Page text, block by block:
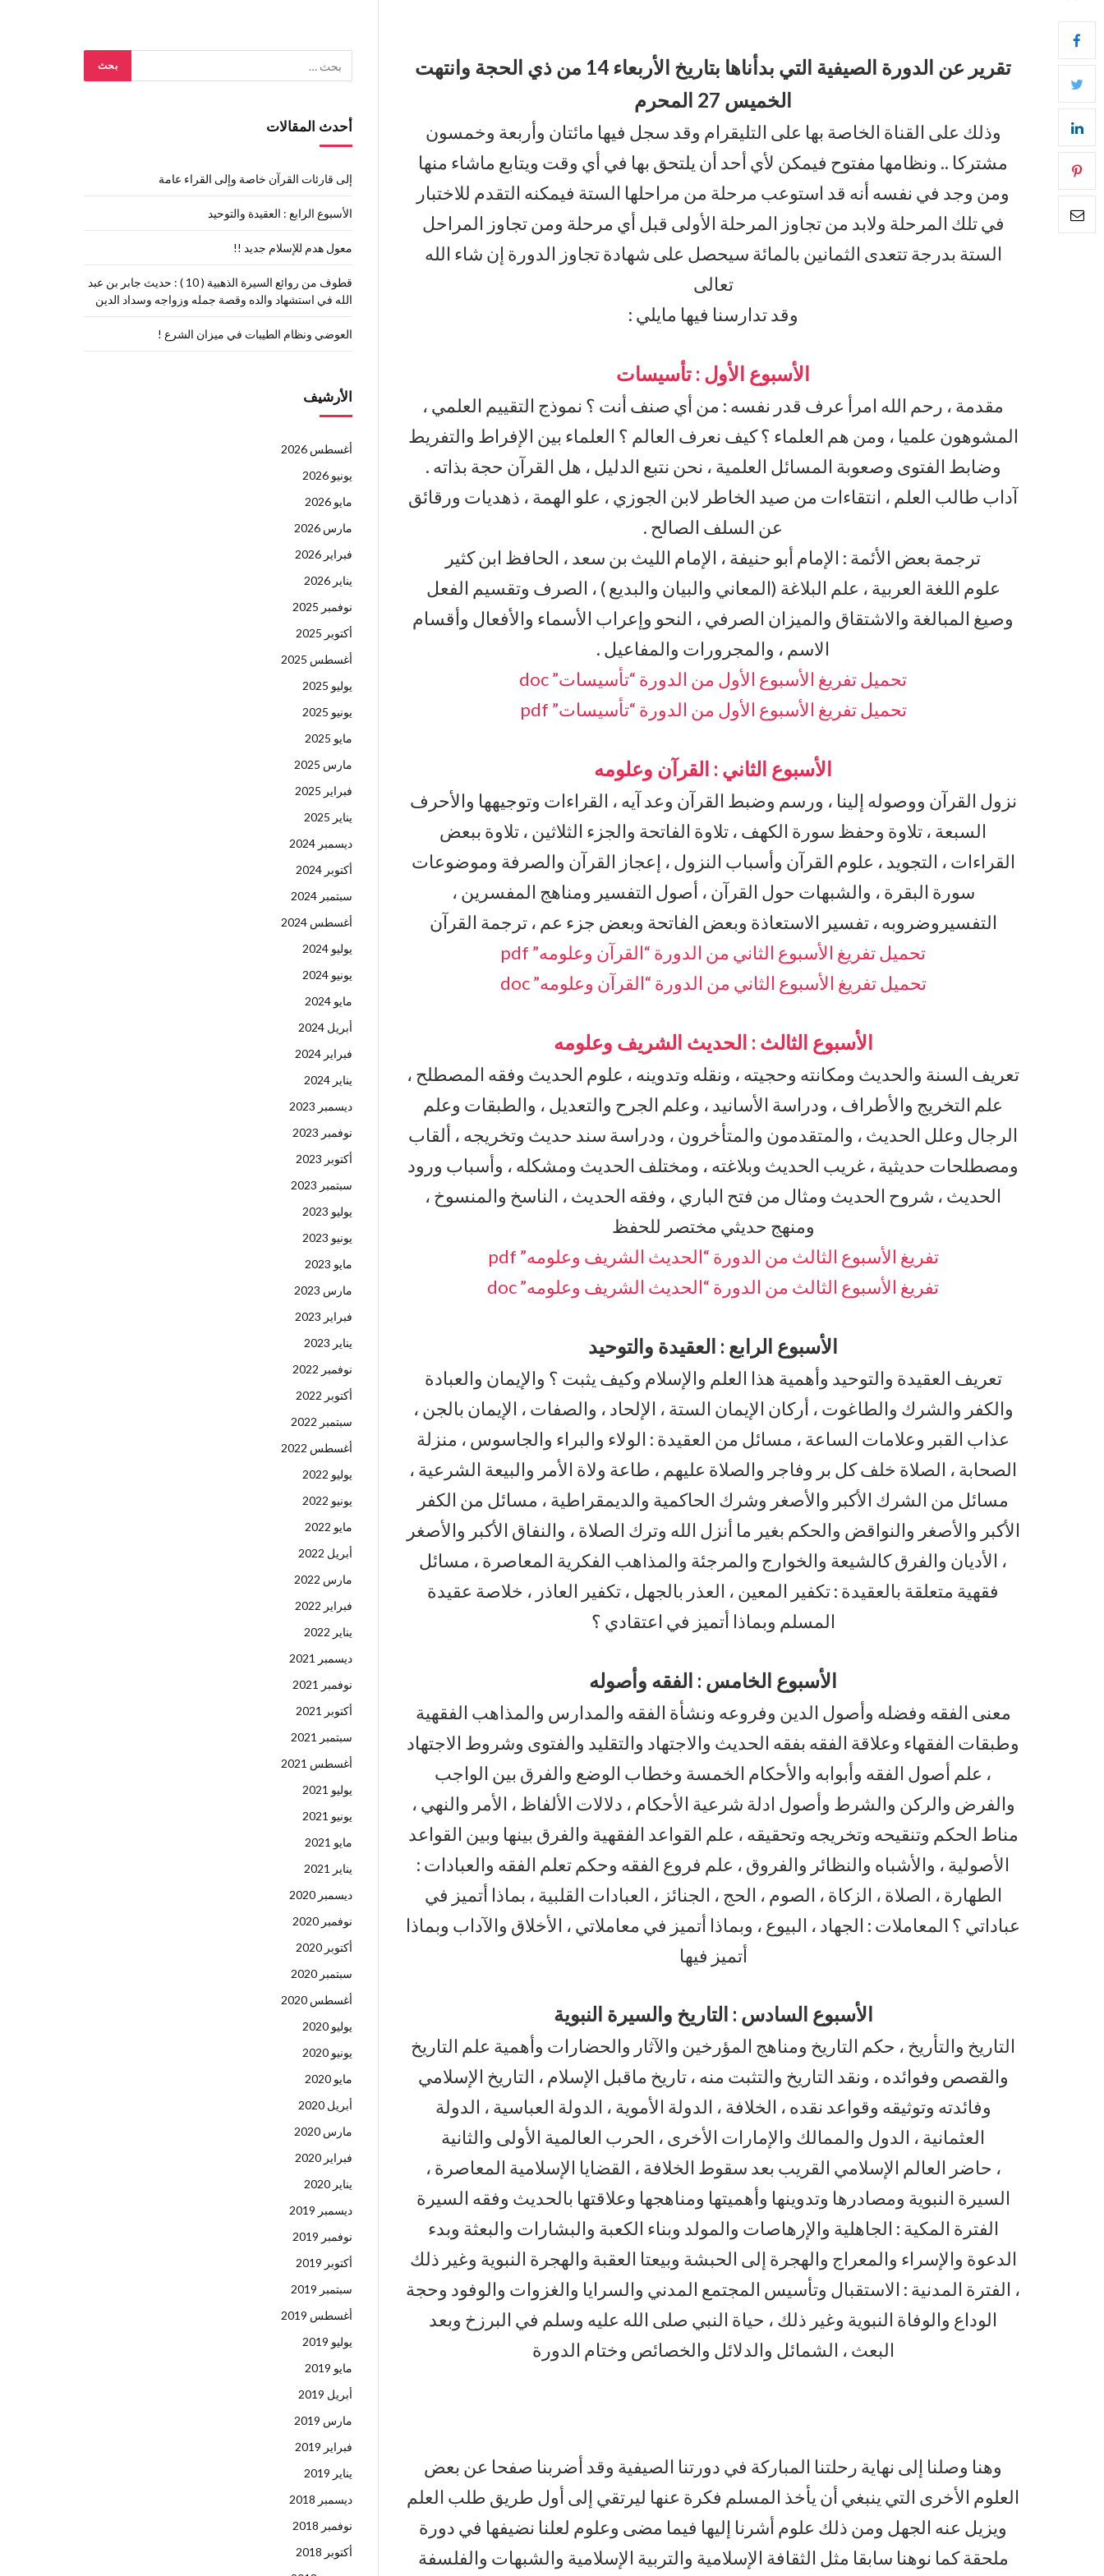
تقرير عن الدورة الصيفية التي بدأناها بتاريخ الأربعاء 14 من ذي الحجة وانتهت
الخميس 27 المحرم
وذلك على القناة الخاصة بها على التليقرام وقد سجل فيها مائتان وأربعة وخمسون
مشتركا .. ونظامها مفتوح فيمكن لأي أحد أن يلتحق بها في أي وقت ويتابع ماشاء منها
ومن وجد في نفسه أنه قد استوعب مرحلة من مراحلها الستة فيمكنه التقدم للاختبار
في تلك المرحلة ولابد من تجاوز المرحلة الأولى قبل أي مرحلة ومن تجاوز المراحل
الستة بدرجة تتعدى الثمانين بالمائة سيحصل على شهادة تجاوز الدورة إن شاء الله
تعالى
وقد تدارسنا فيها مايلي :
الأسبوع الأول : تأسيسات
مقدمة ، رحم الله امرأ عرف قدر نفسه : من أي صنف أنت ؟ نموذج التقييم العلمي ،
المشوهون علميا ، ومن هم العلماء ؟ كيف نعرف العالم ؟ العلماء بين الإفراط والتفريط
وضابط الفتوى وصعوبة المسائل العلمية ، نحن نتبع الدليل ، هل القرآن حجة بذاته .
آداب طالب العلم ، انتقاءات من صيد الخاطر لابن الجوزي ، علو الهمة ، ذهديات ورقائق
عن السلف الصالح .
ترجمة بعض الأئمة : الإمام أبو حنيفة ، الإمام الليث بن سعد ، الحافظ ابن كثير
علوم اللغة العربية ، علم البلاغة (المعاني والبيان والبديع ) ، الصرف وتقسيم الفعل
وصيغ المبالغة والاشتقاق والميزان الصرفي ، النحو وإعراب الأسماء والأفعال وأقسام
الاسم ، والمجرورات والمفاعيل .
تحميل تفريغ الأسبوع الأول من الدورة “تأسيسات” doc
تحميل تفريغ الأسبوع الأول من الدورة “تأسيسات” pdf
الأسبوع الثاني : القرآن وعلومه
نزول القرآن ووصوله إلينا ، ورسم وضبط القرآن وعد آيه ، القراءات وتوجيهها والأحرف
السبعة ، تلاوة وحفظ سورة الكهف ، تلاوة الفاتحة والجزء الثلاثين ، تلاوة ببعض
القراءات ، التجويد ، علوم القرآن وأسباب النزول ، إعجاز القرآن والصرفة وموضوعات
سورة البقرة ، والشبهات حول القرآن ، أصول التفسير ومناهج المفسرين ،
التفسيروضروبه ، تفسير الاستعاذة وبعض الفاتحة وبعض جزء عم ، ترجمة القرآن
تحميل تفريغ الأسبوع الثاني من الدورة “القرآن وعلومه” pdf
تحميل تفريغ الأسبوع الثاني من الدورة “القرآن وعلومه” doc
الأسبوع الثالث : الحديث الشريف وعلومه
تعريف السنة والحديث ومكانته وحجيته ، ونقله وتدوينه ، علوم الحديث وفقه المصطلح ،
علم التخريج والأطراف ، ودراسة الأسانيد ، وعلم الجرح والتعديل ، والطبقات وعلم
الرجال وعلل الحديث ، والمتقدمون والمتأخرون ، ودراسة سند حديث وتخريجه ، ألقاب
ومصطلحات حديثية ، غريب الحديث وبلاغته ، ومختلف الحديث ومشكله ، وأسباب ورود
الحديث ، شروح الحديث ومثال من فتح الباري ، وفقه الحديث ، الناسخ والمنسوخ ،
ومنهج حديثي مختصر للحفظ
تفريغ الأسبوع الثالث من الدورة “الحديث الشريف وعلومه” pdf
تفريغ الأسبوع الثالث من الدورة “الحديث الشريف وعلومه” doc
الأسبوع الرابع : العقيدة والتوحيد
تعريف العقيدة والتوحيد وأهمية هذا العلم والإسلام وكيف يثبت ؟ والإيمان والعبادة
والكفر والشرك والطاغوت ، أركان الإيمان الستة ، الإلحاد ، والصفات ، الإيمان بالجن ،
عذاب القبر وعلامات الساعة ، مسائل من العقيدة : الولاء والبراء والجاسوس ، منزلة
الصحابة ، الصلاة خلف كل بر وفاجر والصلاة عليهم ، طاعة ولاة الأمر والبيعة الشرعية ،
مسائل من الشرك الأكبر والأصغر وشرك الحاكمية والديمقراطية ، مسائل من الكفر
الأكبر والأصغر والنواقض والحكم بغير ما أنزل الله وترك الصلاة ، والنفاق الأكبر والأصغر
، الأديان والفرق كالشيعة والخوارج والمرجئة والمذاهب الفكرية المعاصرة ، مسائل
فقهية متعلقة بالعقيدة : تكفير المعين ، العذر بالجهل ، تكفير العاذر ، خلاصة عقيدة
المسلم وبماذا أتميز في اعتقادي ؟
الأسبوع الخامس : الفقه وأصوله
معنى الفقه وفضله وأصول الدين وفروعه ونشأة الفقه والمدارس والمذاهب الفقهية
وطبقات الفقهاء وعلاقة الفقه بفقه الحديث والاجتهاد والتقليد والفتوى وشروط الاجتهاد
، علم أصول الفقه وأبوابه والأحكام الخمسة وخطاب الوضع والفرق بين الواجب
والفرض والركن والشرط وأصول ادلة شرعية الأحكام ، دلالات الألفاظ ، الأمر والنهي ،
مناط الحكم وتنقيحه وتخريجه وتحقيقه ، علم القواعد الفقهية والفرق بينها وبين القواعد
الأصولية ، والأشباه والنظائر والفروق ، علم فروع الفقه وحكم تعلم الفقه والعبادات :
الطهارة ، الصلاة ، الزكاة ، الصوم ، الحج ، الجنائز ، العبادات القلبية ، بماذا أتميز في
عباداتي ؟ المعاملات : الجهاد ، البيوع ، وبماذا أتميز في معاملاتي ، الأخلاق والآداب وبماذا
أتميز فيها
الأسبوع السادس : التاريخ والسيرة النبوية
التاريخ والتأريخ ، حكم التاريخ ومناهج المؤرخين والآثار والحضارات وأهمية علم التاريخ
والقصص وفوائده ، ونقد التاريخ والتثبت منه ، تاريخ ماقبل الإسلام ، التاريخ الإسلامي
وفائدته وتوثيقه وقواعد نقده ، الخلافة ، الدولة الأموية ، الدولة العباسية ، الدولة
العثمانية ، الدول والممالك والإمارات الأخرى ، الحرب العالمية الأولى والثانية
، حاضر العالم الإسلامي القريب بعد سقوط الخلافة ، القضايا الإسلامية المعاصرة ،
السيرة النبوية ومصادرها وتدوينها وأهميتها ومناهجها وعلاقتها بالحديث وفقه السيرة
الفترة المكية : الجاهلية والإرهاصات والمولد وبناء الكعبة والبشارات والبعثة وبدء
الدعوة والإسراء والمعراج والهجرة إلى الحبشة وبيعتا العقبة والهجرة النبوية وغير ذلك
، الفترة المدنية : الاستقبال وتأسيس المجتمع المدني والسرايا والغزوات والوفود وحجة
الوداع والوفاة النبوية وغير ذلك ، حياة النبي صلى الله عليه وسلم في البرزخ وبعد
البعث ، الشمائل والدلائل والخصائص وختام الدورة
وهنا وصلنا إلى نهاية رحلتنا المباركة في دورتنا الصيفية وقد أضربنا صفحا عن بعض
العلوم الأخرى التي ينبغي أن يأخذ المسلم فكرة عنها ليرتقي إلى أول طريق طلب العلم
ويزيل عنه الجهل ومن ذلك علوم أشرنا إليها فيما مضى وعلوم لعلنا نضيفها في دورة
ملحقة كما نوهنا سابقا مثل الثقافة الإسلامية والتربية الإسلامية والشبهات والفلسفة
أحدث المقالات
إلى قارئات القرآن خاصة وإلى القراء عامة
الأسبوع الرابع : العقيدة والتوحيد
معول هدم للإسلام جديد !!
قطوف من روائع السيرة الذهبية ( 10 ) : حديث جابر بن عبد
الله في استشهاد والده وقصة جمله وزواجه وسداد الدين
العوضي ونظام الطيبات في ميزان الشرع !
الأرشيف
أغسطس 2026
يونيو 2026
مايو 2026
مارس 2026
فبراير 2026
يناير 2026
نوفمبر 2025
أكتوبر 2025
أغسطس 2025
يوليو 2025
يونيو 2025
مايو 2025
مارس 2025
فبراير 2025
يناير 2025
ديسمبر 2024
أكتوبر 2024
سبتمبر 2024
أغسطس 2024
يوليو 2024
يونيو 2024
مايو 2024
أبريل 2024
فبراير 2024
يناير 2024
ديسمبر 2023
نوفمبر 2023
أكتوبر 2023
سبتمبر 2023
يوليو 2023
يونيو 2023
مايو 2023
مارس 2023
فبراير 2023
يناير 2023
نوفمبر 2022
أكتوبر 2022
سبتمبر 2022
أغسطس 2022
يوليو 2022
يونيو 2022
مايو 2022
أبريل 2022
مارس 2022
فبراير 2022
يناير 2022
ديسمبر 2021
نوفمبر 2021
أكتوبر 2021
سبتمبر 2021
أغسطس 2021
يوليو 2021
يونيو 2021
مايو 2021
يناير 2021
ديسمبر 2020
نوفمبر 2020
أكتوبر 2020
سبتمبر 2020
أغسطس 2020
يوليو 2020
يونيو 2020
مايو 2020
أبريل 2020
مارس 2020
فبراير 2020
يناير 2020
ديسمبر 2019
نوفمبر 2019
أكتوبر 2019
سبتمبر 2019
أغسطس 2019
يوليو 2019
مايو 2019
أبريل 2019
مارس 2019
فبراير 2019
يناير 2019
ديسمبر 2018
نوفمبر 2018
أكتوبر 2018